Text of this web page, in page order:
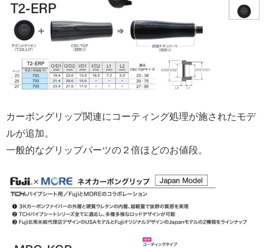
カーボングリップ関連にコーティング処理が施されたモデ
ルが追加。
一般的なグリップパーツの２倍ほどのお値段。